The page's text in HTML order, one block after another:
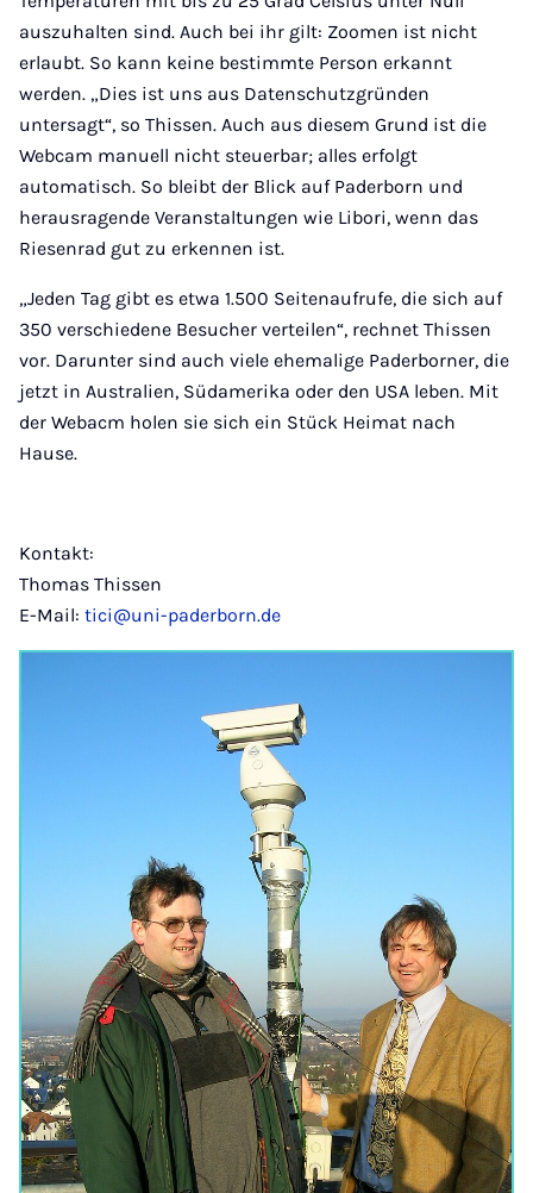
auszuhalten sind. Auch bei ihr gilt: Zoomen ist nicht
erlaubt. So kann keine bestimmte Person erkannt
werden. „Dies ist uns aus Datenschutzgründen
untersagt“, so Thissen. Auch aus diesem Grund ist die
Webcam manuell nicht steuerbar; alles erfolgt
automatisch. So bleibt der Blick auf Paderborn und
herausragende Veranstaltungen wie Libori, wenn das
Riesenrad gut zu erkennen ist.
„Jeden Tag gibt es etwa 1.500 Seitenaufrufe, die sich auf
350 verschiedene Besucher verteilen“, rechnet Thissen
vor. Darunter sind auch viele ehemalige Paderborner, die
jetzt in Australien, Südamerika oder den USA leben. Mit
der Webacm holen sie sich ein Stück Heimat nach
Hause.
Kontakt:
Thomas Thissen
E-Mail: tici@uni-paderborn.de